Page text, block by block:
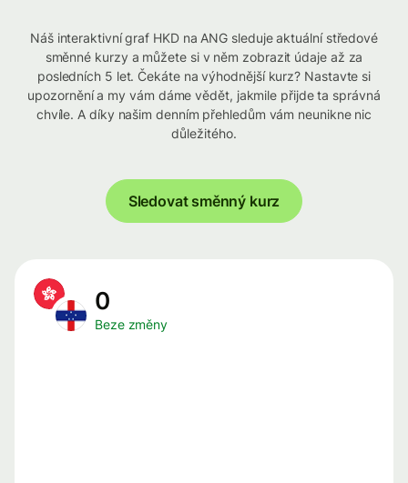
Náš interaktivní graf HKD na ANG sleduje aktuální středové
směnné kurzy a můžete si v něm zobrazit údaje až za
posledních 5 let. Čekáte na výhodnější kurz? Nastavte si
upozornění a my vám dáme vědět, jakmile přijde ta správná
chvíle. A díky našim denním přehledům vám neunikne nic
důležitého.
Sledovat směnný kurz
0
Beze změny